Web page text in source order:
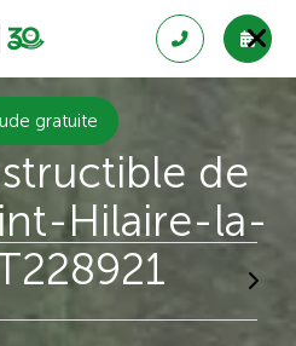
gratuite
de
Hilaire-la-